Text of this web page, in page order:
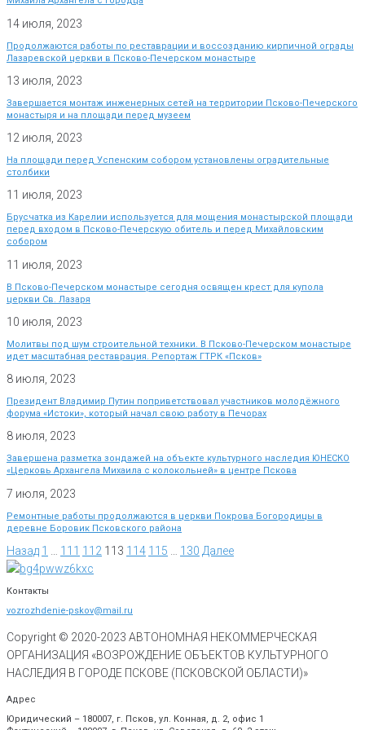
14 июля, 2023
Продолжаются работы по реставрации и воссозданию кирпичной ограды
Лазаревской церкви в Псково-Печерском монастыре
13 июля, 2023
Завершается монтаж инженерных сетей на территории Псково-Печерского
монастыря и на площади перед музеем
12 июля, 2023
На площади перед Успенским собором установлены оградительные
столбики
11 июля, 2023
Брусчатка из Карелии используется для мощения монастырской площади
перед входом в Псково-Печерскую обитель и перед Михайловским
собором
11 июля, 2023
В Псково-Печерском монастыре сегодня освящен крест для купола
церкви Св. Лазаря
10 июля, 2023
Молитвы под шум строительной техники. В Псково-Печерском монастыре
идет масштабная реставрация. Репортаж ГТРК «Псков»
8 июля, 2023
Президент Владимир Путин поприветствовал участников молодёжного
форума «Истоки», который начал свою работу в Печорах
8 июля, 2023
Завершена разметка зондажей на объекте культурного наследия ЮНЕСКО
«Церковь Архангела Михаила с колокольней» в центре Пскова
7 июля, 2023
Ремонтные работы продолжаются в церкви Покрова Богородицы в
деревне Боровик Псковского района
Назад 1 111 112 113 114 115 130 Далее
Контакты
vozrozhdenie-pskov@mail.ru
Copyright © 2020-2023 АВТОНОМНАЯ НЕКОММЕРЧЕСКАЯ
ОРГАНИЗАЦИЯ «ВОЗРОЖДЕНИЕ ОБЪЕКТОВ КУЛЬТУРНОГО
НАСЛЕДИЯ В ГОРОДЕ ПСКОВЕ (ПСКОВСКОЙ ОБЛАСТИ)»
Адрес
Юридический – 180007, г. Псков, ул. Конная, д. 2, офис 1